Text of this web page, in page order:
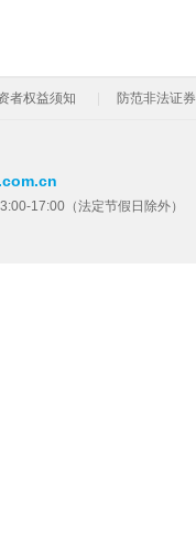
者权益须知 防范非法证
17:00（法定节假日除外）